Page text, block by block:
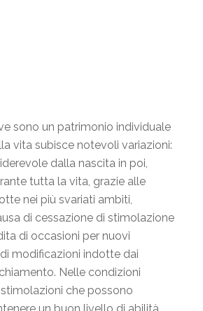
sono un patrimonio individuale
vita subisce notevoli variazioni:
dalla nascita in poi,
tutta la vita, grazie alle
nei più svariati ambiti,
di cessazione di stimolazione
di occasioni per nuovi
modificazioni indotte dai
Nelle condizioni
che possono